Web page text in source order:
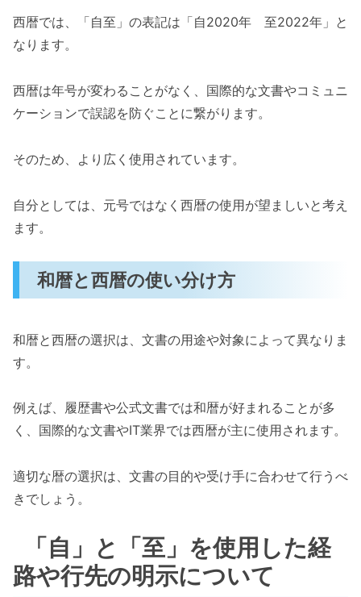
西暦では、「自至」の表記は「自2020年 至2022年」と
なります。
西暦は年号が変わることがなく、国際的な文書やコミュニ
ケーションで誤認を防ぐことに繋がります。
そのため、より広く使用されています。
自分としては、元号ではなく西暦の使用が望ましいと考え
ます。
和暦と西暦の使い分け方
和暦と西暦の選択は、文書の用途や対象によって異なりま
す。
例えば、履歴書や公式文書では和暦が好まれることが多
く、国際的な文書やIT業界では西暦が主に使用されます。
適切な暦の選択は、文書の目的や受け手に合わせて行うべ
きでしょう。
「自」と「至」を使用した経
路や行先の明示について